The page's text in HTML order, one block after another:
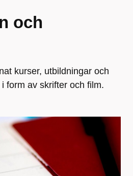
och
kurser, utbildningar och
form av skrifter och film.